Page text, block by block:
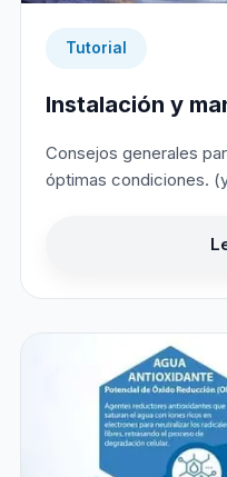
Tutorial
Instalación y
Consejos generales
óptimas condiciones.